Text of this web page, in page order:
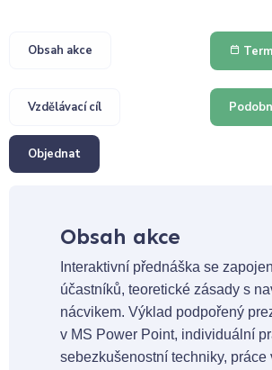
Obsah akce
Vzdělávací cíl
Objednat
Obsah akce
Interaktivní přednáška se
účastníků, teoretické zásady s
nácvikem. Výklad podpořený
v MS Power Point, individuální
sebezkušenostní techniky, práce